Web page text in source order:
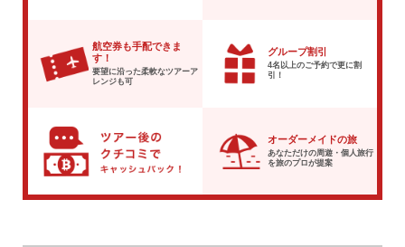
航空券も手配できま
す！
要望に沿った柔軟なツアーア
レンジも可
グループ割引
4名以上のご予約で更に割
引！
オーダーメイドの旅
あなただけの周遊・個人旅行
を旅のプロが提案